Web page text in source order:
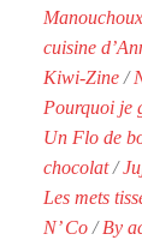
Manouchoux
cuisine
Kiwi-Zine/
Pourquoi je
Un Flo de
chocolat/
Les mets
N’ Co/By